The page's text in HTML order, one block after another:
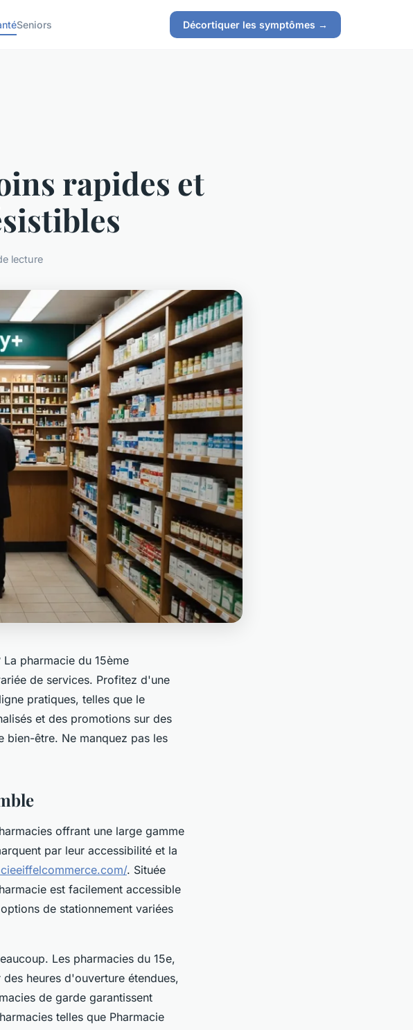
Seniors Décortiquer les symptômes →
rapides et
lecture
pharmacie du 15ème
de services. Profitez d'une
pratiques, telles que le
et des promotions sur des
bien-être. Ne manquez pas les
offrant une large gamme
par leur accessibilité et la
. Située
est facilement accessible
de stationnement variées
Les pharmacies du 15e,
heures d'ouverture étendues,
de garde garantissent
telles que Pharmacie